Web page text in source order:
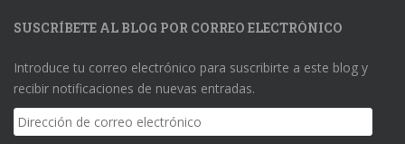
SUSCRÍBETE AL BLOG POR CORREO ELECTRÓNICO
Introduce tu correo electrónico para suscribirte a este blog y
recibir notificaciones de nuevas entradas.
Dirección
de